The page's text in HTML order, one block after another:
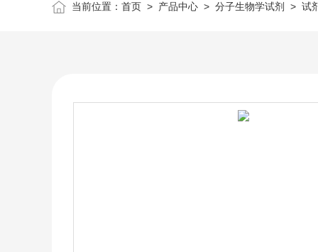
当前位置： 首页> 产品中心> 分子生物学试剂 > 试